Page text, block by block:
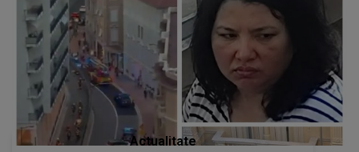
Actualitate